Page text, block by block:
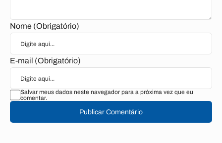
Nome (Obrigatório)
E-mail (Obrigatório)
Salvar meus dados neste navegador para a próxima vez que eu
comentar.
Publicar Comentário